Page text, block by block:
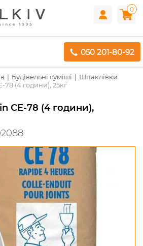
0
050 201-80-92
Будівельні суміші
Шпаклівки
(4 години), 25кг
СЕ-78 (4 години),